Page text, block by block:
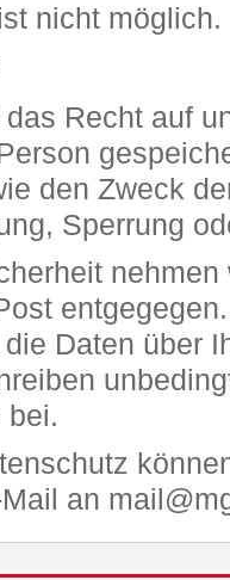
nicht möglich.
Recht auf
den Zweck
Sperrung
Daten über
bei.
an